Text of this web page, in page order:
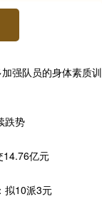
强队员的身体素质训
跌势
14.76亿元
拟10派3元